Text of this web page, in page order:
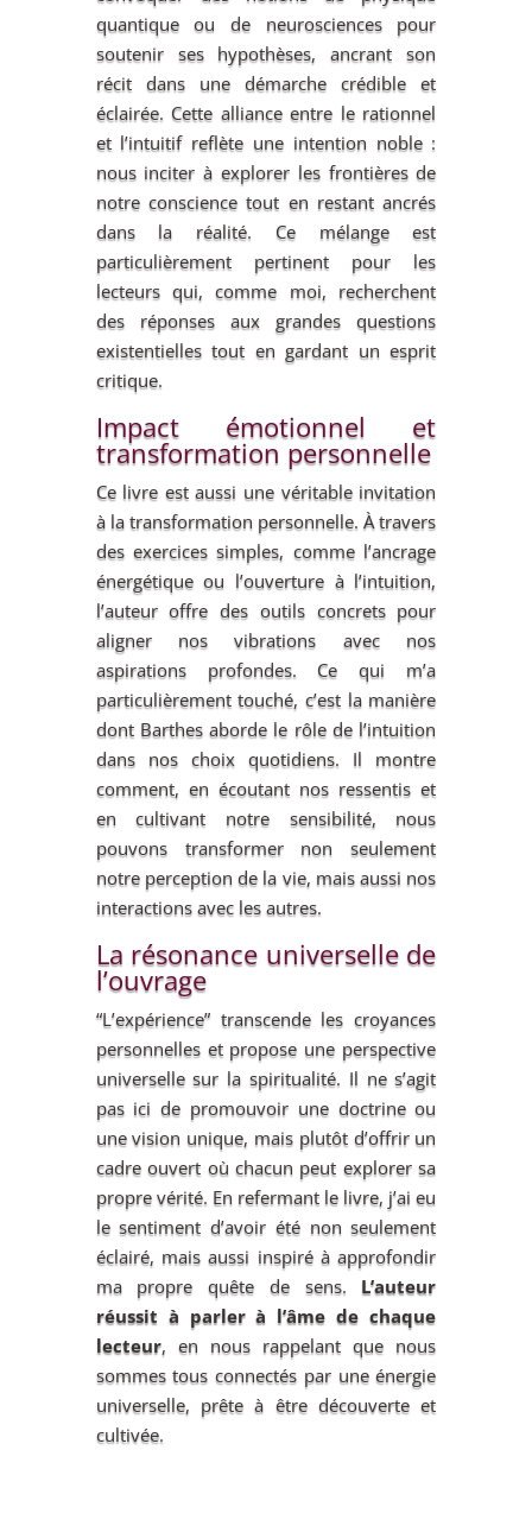
quantique ou de neurosciences pour
soutenir ses hypothèses, ancrant son
récit dans une démarche crédible et
éclairée. Cette alliance entre le rationnel
et l’intuitif reflète une intention noble :
nous inciter à explorer les frontières de
notre conscience tout en restant ancrés
dans la réalité. Ce mélange est
particulièrement pertinent pour les
lecteurs qui, comme moi, recherchent
des réponses aux grandes questions
existentielles tout en gardant un esprit
critique.
Impact émotionnel et
transformation personnelle
Ce livre est aussi une véritable invitation
à la transformation personnelle. À travers
des exercices simples, comme l’ancrage
énergétique ou l’ouverture à l’intuition,
l’auteur offre des outils concrets pour
aligner nos vibrations avec nos
aspirations profondes. Ce qui m’a
particulièrement touché, c’est la manière
dont Barthes aborde le rôle de l’intuition
dans nos choix quotidiens. Il montre
comment, en écoutant nos ressentis et
en cultivant notre sensibilité, nous
pouvons transformer non seulement
notre perception de la vie, mais aussi nos
interactions avec les autres.
La résonance universelle de
l’ouvrage
“L’expérience” transcende les croyances
personnelles et propose une perspective
universelle sur la spiritualité. Il ne s’agit
pas ici de promouvoir une doctrine ou
une vision unique, mais plutôt d’offrir un
cadre ouvert où chacun peut explorer sa
propre vérité. En refermant le livre, j’ai eu
le sentiment d’avoir été non seulement
éclairé, mais aussi inspiré à approfondir
ma propre quête de sens. L’auteur
réussit à parler à l’âme de chaque
lecteur, en nous rappelant que nous
sommes tous connectés par une énergie
universelle, prête à être découverte et
cultivée.